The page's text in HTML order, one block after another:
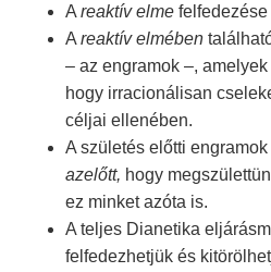
A reaktív elme
A reaktív elmében
– az engramok –,
hogy irracionálisan
céljai ellenében.
A születés előtti
azelőtt, hogy
ez minket azóta is.
A teljes Dianetika
felfedezhetjük és